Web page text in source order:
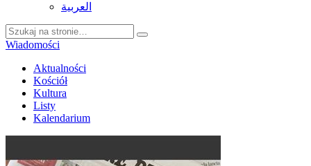
العربية
Wiadomości
Aktualności
Kościół
Kultura
Listy
Kalendarium